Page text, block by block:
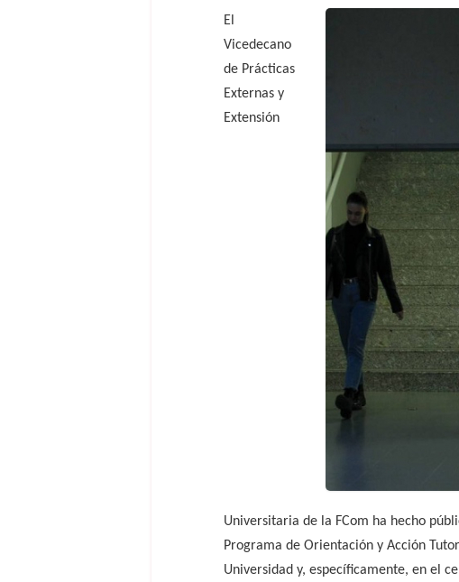
El
Vicedecano
de Prácticas
Externas y
Extensión
Universitaria de la FCom ha hecho
Programa de Orientación y Acción
Universidad y, específicamente, en el